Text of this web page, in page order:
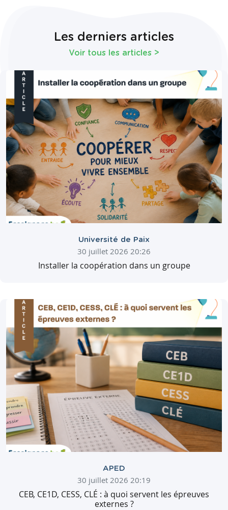
Les derniers articles
Voir tous les articles >
Université de Paix
30 juillet 2026 20:26
Installer la coopération dans un groupe
APED
30 juillet 2026 20:19
CEB, CE1D, CESS, CLÉ : à quoi servent les épreuves
externes ?